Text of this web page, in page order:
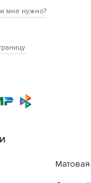
мне нужно?
Матовая